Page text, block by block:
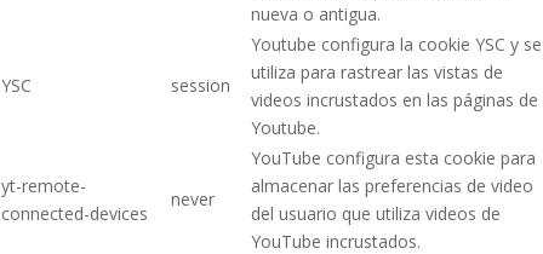
nueva o antigua.
YSC session
Youtube configura la cookie YSC y se
utiliza para rastrear las vistas de
videos incrustados en las páginas de
Youtube.
yt-remote-
connected-devices
never
YouTube configura esta cookie para
almacenar las preferencias de video
del usuario que utiliza videos de
YouTube incrustados.